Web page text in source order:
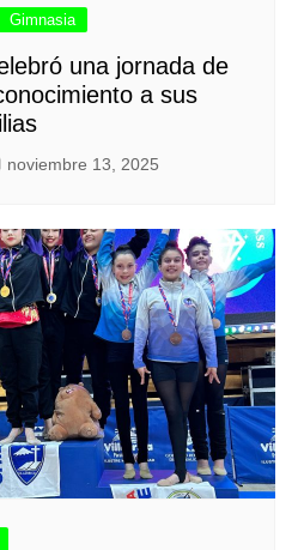
Gimnasia
una jornada de
a sus
noviembre 13, 2025